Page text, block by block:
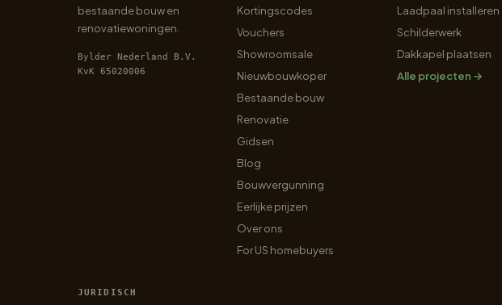
bestaande bouw en
renovatiewoningen.
Bylder Nederland B.V.
KvK 65020006
Kortingscodes
Vouchers
Showroomsale
Nieuwbouwkoper
Bestaande bouw
Renovatie
Gidsen
Blog
Bouwvergunning
Eerlijke prijzen
Over ons
For US homebuyers
Laadpaal installeren
Schilderwerk
Dakkapel plaatsen
Alle projecten →
JURIDISCH